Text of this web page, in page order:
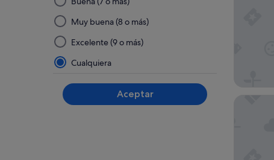
seleccionar
y
aplicar
un
filtro
este
grupo,
Muy buena (8 o más)
Excelente (9 o más)
Cualquiera
Aceptar